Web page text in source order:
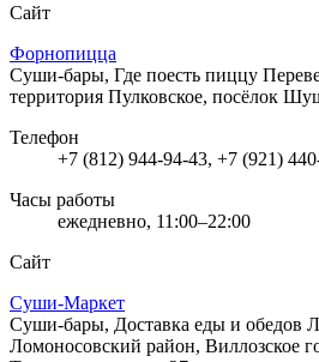
Сайт
Форнопицца
Суши-бары, Где поесть пиццу
территория Пулковское, посёлок
Телефон
+7 (812) 944-94-43, +7 (921)
Часы работы
ежедневно, 11:00–22:00
Сайт
Суши-Маркет
Суши-бары, Доставка еды и обедов
Ломоносовский район, Виллозское